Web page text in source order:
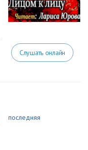
Слушать онлайн
последняя